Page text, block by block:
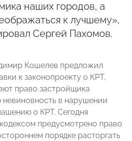
наших городов, а
к лучшему»,
Сергей Пахомов.
Кошелев предложил
к законопроекту о КРТ,
право застройщика
невиновность в нарушении
о КРТ. Сегодня
предусмотрено право
порядке расторгать